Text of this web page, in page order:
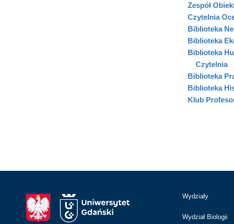
Zespół
Czytelnia
Biblioteka
Biblioteka
Biblioteka
Czytelnia
Biblioteka
Biblioteka
Klub
Wydziały
Wydział Biologii